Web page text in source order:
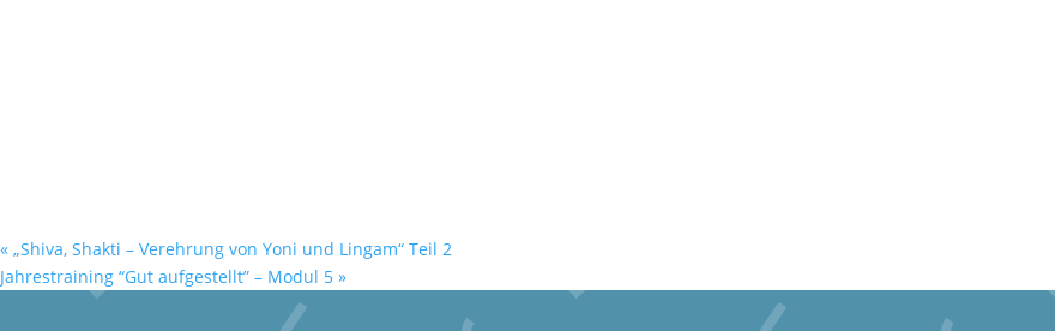
« „Shiva, Shakti – Verehrung von Yoni und Lingam“ Teil 2
Jahrestraining “Gut aufgestellt” – Modul 5 »